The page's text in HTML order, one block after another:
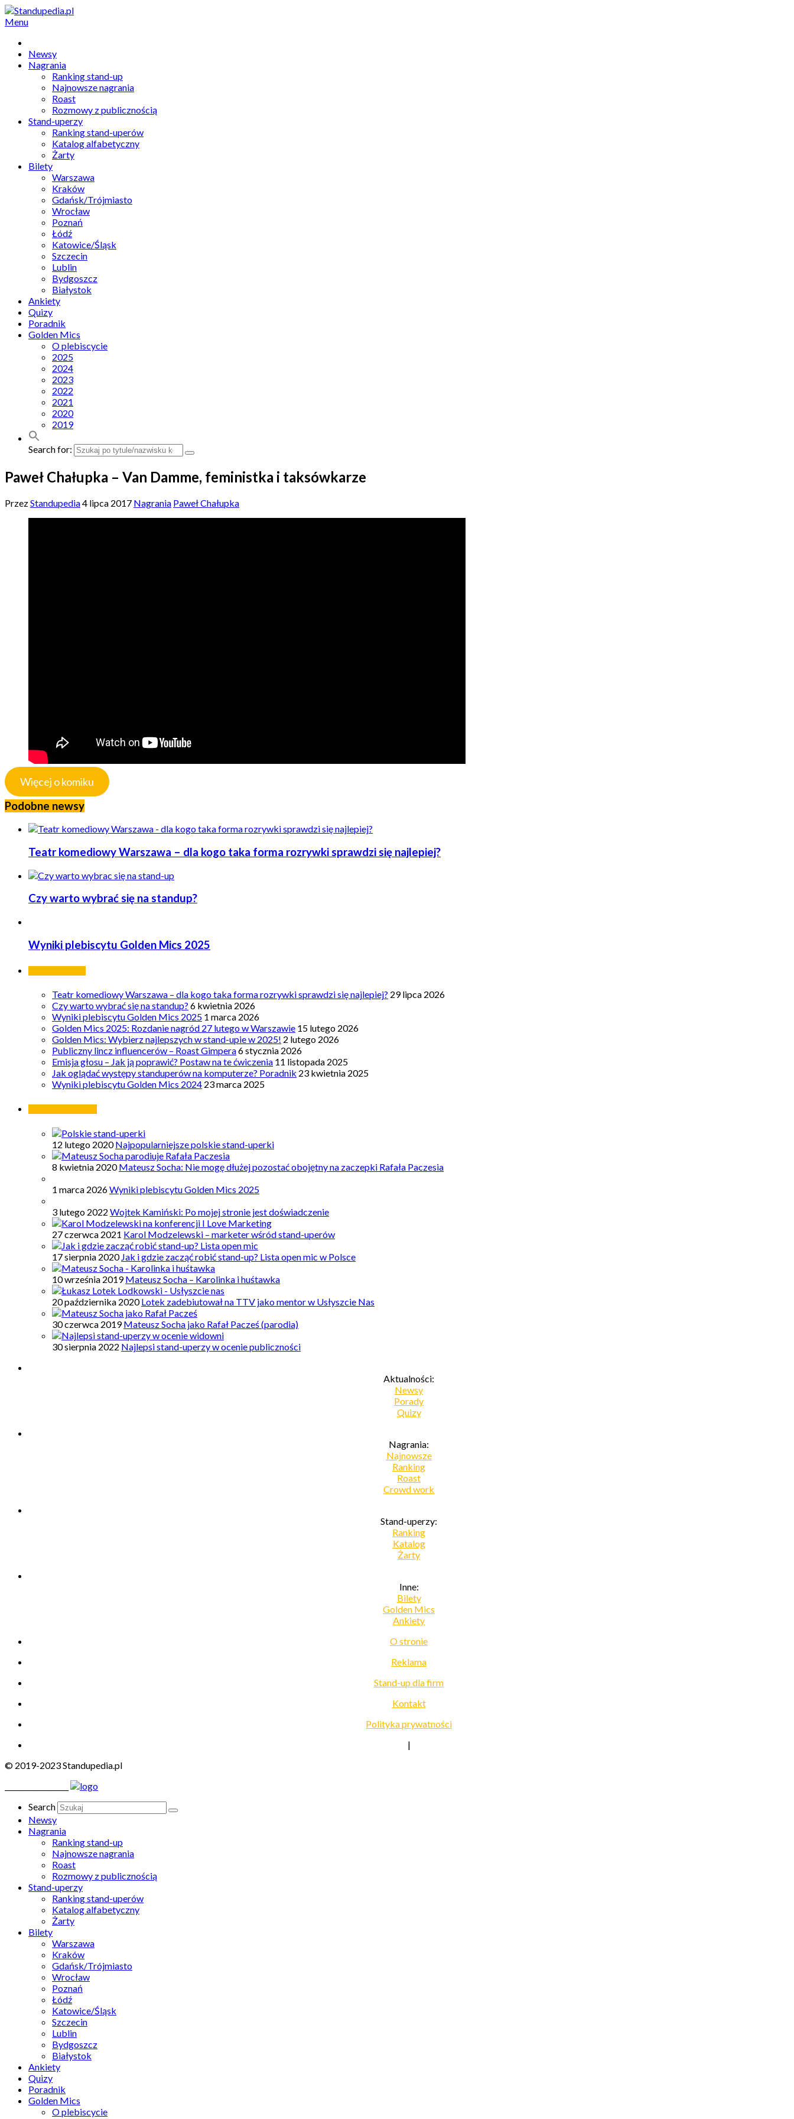
Menu
Newsy
Nagrania
Ranking stand-up
Najnowsze nagrania
Roast
Rozmowy z publicznością
Stand-uperzy
Ranking stand-uperów
Katalog alfabetyczny
Żarty
Bilety
Warszawa
Kraków
Gdańsk/Trójmiasto
Wrocław
Poznań
Łódź
Katowice/Śląsk
Szczecin
Lublin
Bydgoszcz
Białystok
Ankiety
Quizy
Poradnik
Golden Mics
O plebiscycie
2025
2024
2023
2022
2021
2020
2019
Search for:
Paweł Chałupka – Van Damme, feministka i taksówkarze
PrzezStandupedia4 lipca 2017 Nagrania Paweł Chałupka
Więcej o komiku
Podobne newsy
Teatr komediowy Warszawa – dla kogo taka forma rozrywki sprawdzi się najlepiej?
Czy warto wybrać się na standup?
Wyniki plebiscytu Golden Mics 2025
Teatr komediowy Warszawa – dla kogo taka forma rozrywki sprawdzi się najlepiej? 29 lipca 2026
Czy warto wybrać się na standup? 6 kwietnia 2026
Wyniki plebiscytu Golden Mics 2025 1 marca 2026
Golden Mics 2025: Rozdanie nagród 27 lutego w Warszawie 15 lutego 2026
Golden Mics: Wybierz najlepszych w stand-upie w 2025! 2 lutego 2026
Publiczny lincz influencerów – Roast Gimpera6 stycznia 2026
Emisja głosu – Jak ją poprawić? Postaw na te ćwiczenia 11 listopada 2025
Jak oglądać występy standuperów na komputerze? Poradnik 23 kwietnia 2025
Wyniki plebiscytu Golden Mics 2024 23 marca 2025
12 lutego 2020 Najpopularniejsze polskie stand-uperki
8 kwietnia 2020 Mateusz Socha: Nie mogę dłużej pozostać obojętny na zaczepki Rafała Paczesia
1 marca 2026Wyniki plebiscytu Golden Mics 2025
3 lutego 2022 Wojtek Kamiński: Po mojej stronie jest doświadczenie
27 czerwca 2021 Karol Modzelewski – marketer wśród stand-uperów
17 sierpnia 2020 Jak i gdzie zacząć robić stand-up? Lista open mic w Polsce
10 września 2019 Mateusz Socha – Karolinka i huśtawka
20 października 2020 Lotek zadebiutował na TTV jako mentor w Usłyszcie Nas
30 czerwca 2019 Mateusz Socha jako Rafał Pacześ (parodia)
30 sierpnia 2022 Najlepsi stand-uperzy w ocenie publiczności
Aktualności:
Newsy
Porady
Quizy
Nagrania:
Najnowsze
Ranking
Roast
Crowd work
Stand-uperzy:
Ranking
Katalog
Żarty
Inne:
Bilety
Golden Mics
Ankiety
O stronie
Reklama
Stand-up dla firm
Kontakt
Polityka prywatności
|
© 2019-2023 Standupedia.pl
Search
Newsy
Nagrania
Ranking stand-up
Najnowsze nagrania
Roast
Rozmowy z publicznością
Stand-uperzy
Ranking stand-uperów
Katalog alfabetyczny
Żarty
Bilety
Warszawa
Kraków
Gdańsk/Trójmiasto
Wrocław
Poznań
Łódź
Katowice/Śląsk
Szczecin
Lublin
Bydgoszcz
Białystok
Ankiety
Quizy
Poradnik
Golden Mics
O plebiscycie